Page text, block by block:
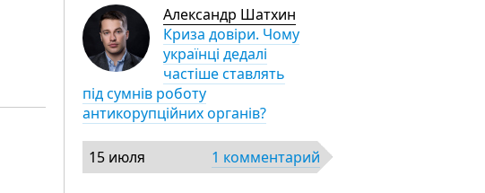
Александр Шатхин
Криза довіри. Чому
українці дедалі
частіше ставлять
під сумнів роботу
антикорупційних органів?
15 июля 1 комментарий